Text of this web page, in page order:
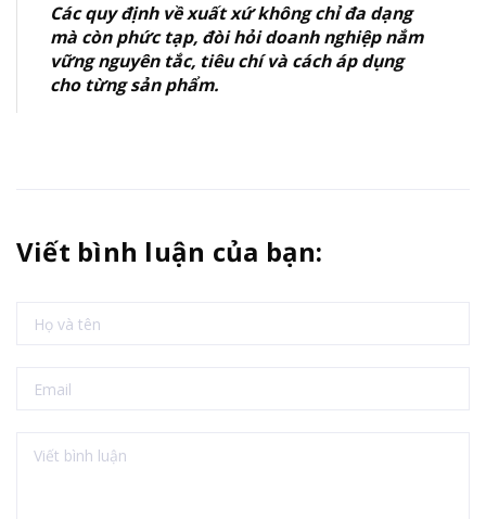
Các quy định về xuất xứ không chỉ đa dạng
mà còn phức tạp, đòi hỏi doanh nghiệp nắm
vững nguyên tắc, tiêu chí và cách áp dụng
cho từng sản phẩm.
Viết bình luận của bạn: